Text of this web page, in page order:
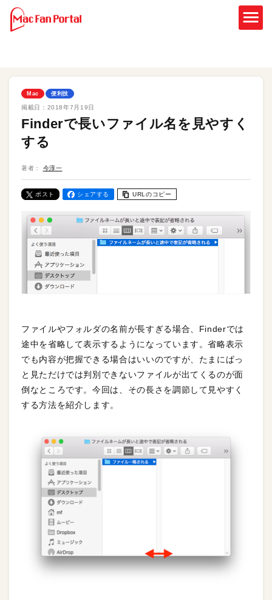
Mac 便利技
掲載日： 2018年7月19日
Finderで長いファイル名を見やすく
する
著者： 今淳一
ポスト シェアする URLのコピー
ファイルやフォルダの名前が長すぎる場合、Finderでは
途中を省略して表示するようになっています。省略表示
でも内容が把握できる場合はいいのですが、たまにぱっ
と見ただけでは判別できないファイルが出てくるのが面
倒なところです。今回は、その長さを調節して見やすく
する方法を紹介します。